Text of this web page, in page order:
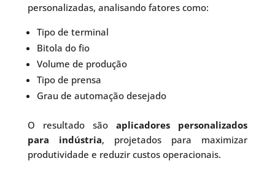
personalizadas, analisando fatores como:
Tipo de terminal
Bitola do fio
Volume de produção
Tipo de prensa
Grau de automação desejado
O resultado sãoaplicadores personalizados
para indústria, projetados para maximizar
produtividade e reduzir custos operacionais.